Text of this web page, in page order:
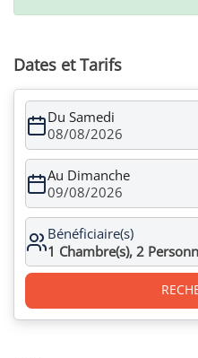
Dates et Tarifs
Du Samedi
08/08/2026
Au Dimanche
09/08/2026
Bénéficiaire(s)
1 Chambre(s), 2